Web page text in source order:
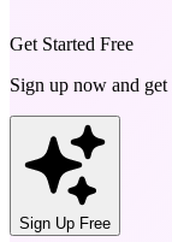
Get Started Free
Sign up now and get
Sign Up Free